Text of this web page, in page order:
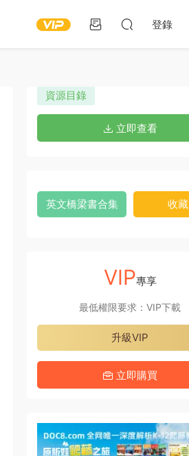
登錄
資源目錄
立即查看
英文橋梁書合集 收藏
VIP專享
最低權限要求：VIP下載
升級VIP
立即購買